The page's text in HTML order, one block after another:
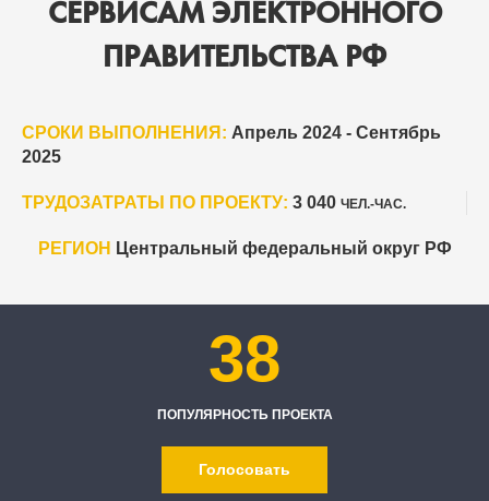
СЕРВИСАМ ЭЛЕКТРОННОГО
ПРАВИТЕЛЬСТВА РФ
СРОКИ ВЫПОЛНЕНИЯ: Апрель 2024 - Сентябрь
2025
ТРУДОЗАТРАТЫ ПО ПРОЕКТУ: 3 040 ЧЕЛ.-ЧАС.
РЕГИОН Центральный федеральный округ РФ
38
ПОПУЛЯРНОСТЬ ПРОЕКТА
Голосовать